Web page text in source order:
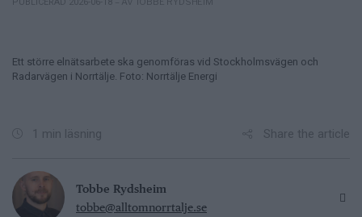
PUBLICERAD 2026-06-18
Ett större elnätsarbete ska genomföras vid Stockholmsvägen och
Radarvägen i Norrtälje. Foto: Norrtälje Energi
1 min läsning Share the article
Tobbe Rydsheim
tobbe@alltomnorrtalje.se